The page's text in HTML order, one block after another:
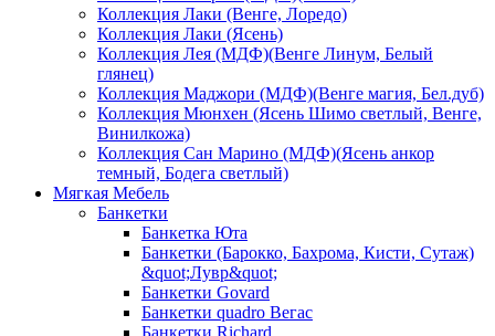
Коллекция Лаки (Венге, Лоредо)
Коллекция Лаки (Ясень)
Коллекция Лея (МДФ)(Венге Линум, Белый
глянец)
Коллекция Маджори (МДФ)(Венге магия, Бел.дуб)
Коллекция Мюнхен (Ясень Шимо светлый, Венге,
Винилкожа)
Коллекция Сан Марино (МДФ)(Ясень анкор
темный, Бодега светлый)
Мягкая Мебель
Банкетки
Банкетка Юта
Банкетки (Барокко, Бахрома, Кисти, Сутаж)
&quot;Лувр&quot;
Банкетки Govard
Банкетки quadro Вегас
Банкетки Richard